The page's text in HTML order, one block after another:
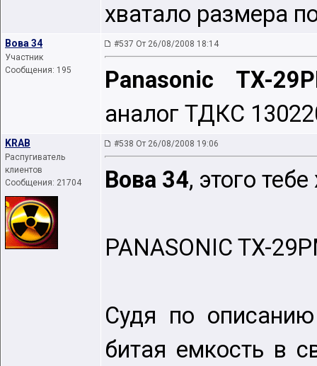
хватало размера
Вова 34
Участник
Сообщения: 195
#537 От 26/08/2008 18:14
Panasonic TX-
аналог ТДКС
KRAB
Распугиватель
клиентов
Сообщения: 21704
#538 От 26/08/2008 19:06
Вова 34, этого тебе
PANASONIC TX-
Судя по
битая емкость в